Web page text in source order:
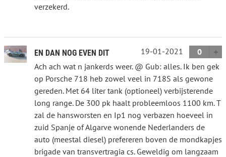
verzekerd.
EN DAN NOG EVEN DIT 19-01-2021
0
Ach ach wat n jankerds weer. @ Gub: alles. Ik ben gek
op Porsche 718 heb zowel veel in 718S als gewone
gereden. Met 64 liter tank (optioneel) verbijsterende
long range. De 300 pk haalt probleemloos 1100 km. T
zal de hansworsten en Ip1 nog verbazen hoeveel in
zuid Spanje of Algarve wonende Nederlanders de
auto (meestal diesel) prefereren boven de mondkapjes
brigade van transvertragia cs. Geweldig om langzaam